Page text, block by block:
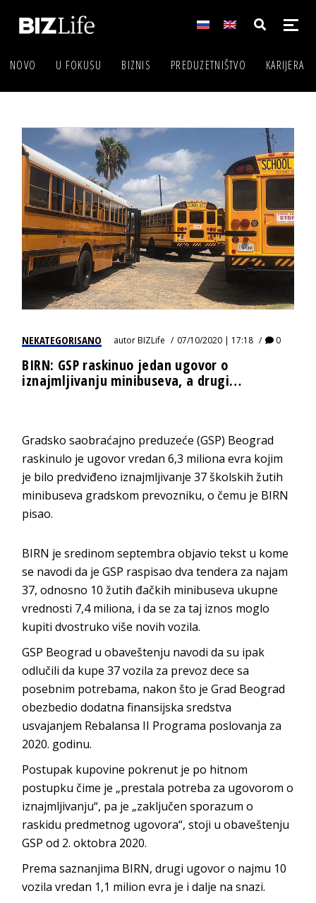
NOVO U FOKUSU BIZNIS PREDUZETNIŠTVO KARIJERA
NEKATEGORISANO autorBIZLife 07/10/2020 | 17:18 0
BIRN: GSP raskinuo jedan ugovor o
iznajmljivanju minibuseva, a drugi…
Gradsko saobraćajno preduzeće (GSP) Beograd
raskinulo je ugovor vredan 6,3 miliona evra kojim
je bilo predviđeno iznajmljivanje 37 školskih žutih
minibuseva gradskom prevozniku, o čemu je BIRN
pisao.
BIRN je sredinom septembra objavio tekst u kome
se navodi da je GSP raspisao dva tendera za najam
37, odnosno 10 žutih đačkih minibuseva ukupne
vrednosti 7,4 miliona, i da se za taj iznos moglo
kupiti dvostruko više novih vozila.
GSP Beograd u obaveštenju navodi da su ipak
odlučili da kupe 37 vozila za prevoz dece sa
posebnim potrebama, nakon što je Grad Beograd
obezbedio dodatna finansijska sredstva
usvajanjem Rebalansa II Programa poslovanja za
2020. godinu.
Postupak kupovine pokrenut je po hitnom
postupku čime je „prestala potreba za ugovorom o
iznajmljivanju“, pa je „zaključen sporazum o
raskidu predmetnog ugovora“, stoji u obaveštenju
GSP od 2. oktobra 2020.
Prema saznanjima BIRN, drugi ugovor o najmu 10
vozila vredan 1,1 milion evra je i dalje na snazi.